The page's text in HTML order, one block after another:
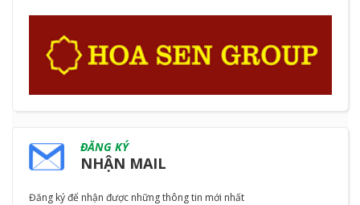
ĐĂNG KÝ
NHẬN MAIL
Đăng ký để nhận được những thông tin mới nhất